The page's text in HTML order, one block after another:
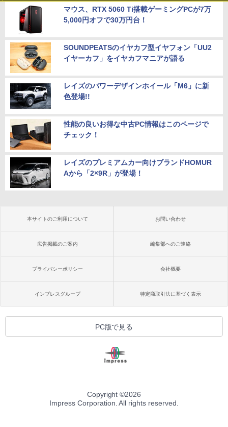
マウス、RTX 5060 Ti搭載ゲーミングPCが7万
5,000円オフで30万円台！
SOUNDPEATSのイヤカフ型イヤフォン「UU2
イヤーカフ」をイヤカフマニアが語る
レイズのパワーデザインホイール「M6」に新
色登場!!
性能の良いお得な中古PC情報はこのページで
チェック！
レイズのプレミアムカー向けブランドHOMUR
Aから「2×9R」が登場！
本サイトのご利用について お問い合わせ
広告掲載のご案内 編集部へのご連絡
プライバシーポリシー 会社概要
インプレスグループ 特定商取引法に基づく表示
PC版で見る
Copyright ©2026
Impress Corporation. All rights reserved.